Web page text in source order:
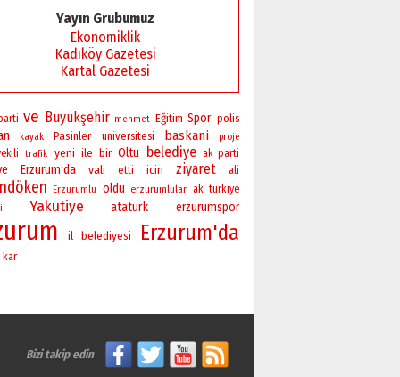
Yayın Grubumuz
Ekonomiklik
Kadıköy Gazetesi
Kartal Gazetesi
ve Büyükşehir mehmet Eğitim Spor polis
kayak Pasinler universitesi baskani proje
trafik yeni ile bir Oltu belediye ak parti
Erzurum’da vali etti icin ziyaret ali
Erzurumlu oldu erzurumlular ak turkiye
Yakutiye ataturk erzurumspor
il belediyesi Erzurum'da
kar
Bizi takip edin